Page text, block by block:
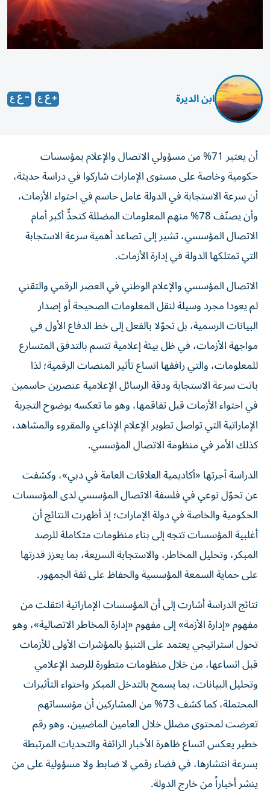
ابن الديرة
أن يعتبر 71% من مسؤولي الاتصال والإعلام بمؤسسات
حكومية وخاصة على مستوى الإمارات شاركوا في دراسة حديثة،
أن سرعة الاستجابة في الدولة عامل حاسم في احتواء الأزمات،
وأن يصنّف 78% منهم المعلومات المضللة كتحدٍّ أكبر أمام
الاتصال المؤسسي، تشير إلى تصاعد أهمية سرعة الاستجابة
التي تمتلكها الدولة في إدارة الأزمات.
الاتصال المؤسسي والإعلام الوطني في العصر الرقمي والتقني
لم يعودا مجرد وسيلة لنقل المعلومات الصحيحة أو إصدار
البيانات الرسمية، بل تحوّلا بالفعل إلى خط الدفاع الأول في
مواجهة الأزمات، في ظل بيئة إعلامية تتسم بالتدفق المتسارع
للمعلومات، والتي رافقها اتساع تأثير المنصات الرقمية؛ لذا
باتت سرعة الاستجابة ودقة الرسائل الإعلامية عنصرين حاسمين
في احتواء الأزمات قبل تفاقمها، وهو ما تعكسه بوضوح التجربة
الإماراتية التي تواصل تطوير الإعلام الإذاعي والمقروء والمشاهد،
كذلك الأمر في منظومة الاتصال المؤسسي.
الدراسة أجرتها «أكاديمية العلاقات العامة في دبي»، وكشفت
عن تحوّل نوعي في فلسفة الاتصال المؤسسي لدى المؤسسات
الحكومية والخاصة في دولة الإمارات؛ إذ أظهرت النتائج أن
أغلبية المؤسسات تتجه إلى بناء منظومات متكاملة للرصد
المبكر، وتحليل المخاطر، والاستجابة السريعة، بما يعزز قدرتها
على حماية السمعة المؤسسية والحفاظ على ثقة الجمهور.
نتائج الدراسة أشارت إلى أن المؤسسات الإماراتية انتقلت من
مفهوم «إدارة الأزمة» إلى مفهوم «إدارة المخاطر الاتصالية»، وهو
تحول استراتيجي يعتمد على التنبؤ بالمؤشرات الأولى للأزمات
قبل اتساعها، من خلال منظومات متطورة للرصد الإعلامي
وتحليل البيانات، بما يسمح بالتدخل المبكر واحتواء التأثيرات
المحتملة، كما كشف 73% من المشاركين أن مؤسساتهم
تعرضت لمحتوى مضلل خلال العامين الماضيين، وهو رقم
خطير يعكس اتساع ظاهرة الأخبار الزائفة والتحديات المرتبطة
بسرعة انتشارها، في فضاء رقمي لا ضابط ولا مسؤولية على من
ينشر أخباراً من خارج الدولة.